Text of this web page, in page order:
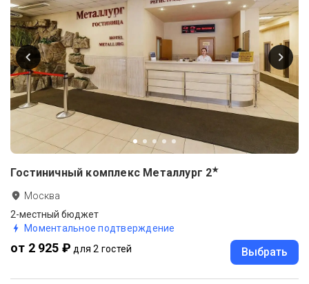
Гостиничный комплекс Металлург 2★
Москва
2-местный бюджет
Моментальное подтверждение
от 2 925 ₽ для 2 гостей Выбрать